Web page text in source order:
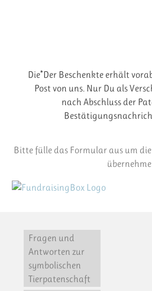
Die*Der Beschenkte erhält
Post von uns. Nur Du als
nach Abschluss der
Bitte fülle das Formular aus um
Fragen und
Antworten zur
symbolischen
Tierpatenschaft